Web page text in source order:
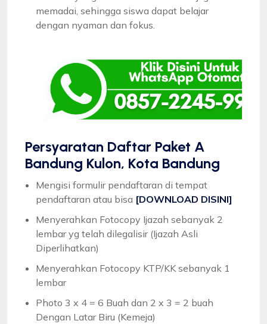
memadai, sehingga siswa dapat belajar
dengan nyaman dan fokus.
Persyaratan Daftar Paket A
Bandung Kulon, Kota Bandung
Mengisi formulir pendaftaran di tempat
pendaftaran atau bisa [DOWNLOAD DISINI]
Menyerahkan Fotocopy Ijazah sebanyak 2
lembar yg telah dilegalisir (Ijazah Asli
Diperlihatkan)
Menyerahkan Fotocopy KTP/KK sebanyak 1
lembar
Photo 3 x 4 = 6 Buah dan 2 x 3 = 2 buah
Dengan Latar Biru (Kemeja)